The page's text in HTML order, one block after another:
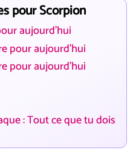
pour Scorpion
aujourd'hui
pour aujourd'hui
pour aujourd'hui
: Tout ce que tu dois